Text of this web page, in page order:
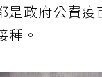
是政府公費疫
種。